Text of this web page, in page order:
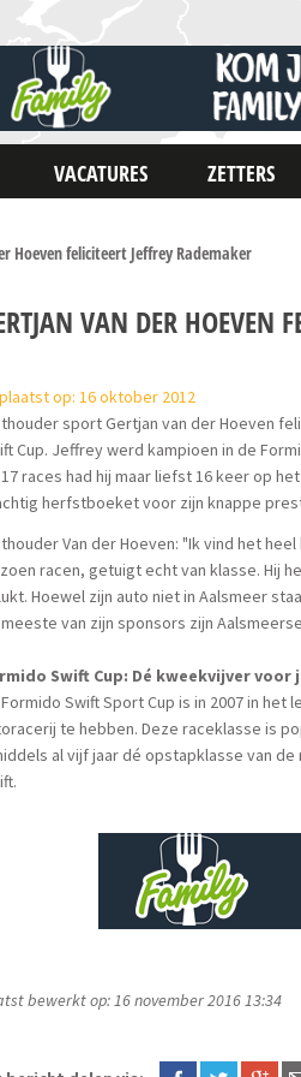
VACATURES ZETTERS
Hoeven feliciteert Jeffrey Rademaker
VAN DER HOEVEN
op: 16 oktober 2012
sport Gertjan van der Hoeven
Cup. Jeffrey werd kampioen in de
races had hij maar liefst 16 keer op
herfstboeket voor zijn knappe
Van der Hoeven: "Ik vind het
racen, getuigt echt van klasse. Hij
Hoewel zijn auto niet in Aalsmeer
van zijn sponsors zijn
Swift Cup: Dé kweekvijver
Swift Sport Cup is in 2007 in
te hebben. Deze raceklasse is
al vijf jaar dé opstapklasse van
bewerkt op: 16 november 2016 13:34